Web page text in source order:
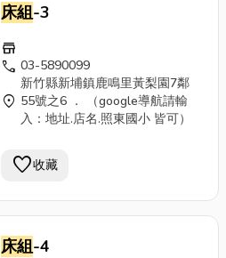
床組-3
store
call 03-5890099
location_on
新竹縣新埔鎮鹿鳴里黃梨園7鄰
55號之6 ． （google導航請輸
入：地址.店名.照東國小 皆可）
favorite收藏
床組-4